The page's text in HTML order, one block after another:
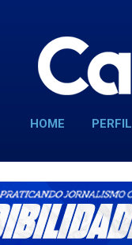
HOME PERFIL